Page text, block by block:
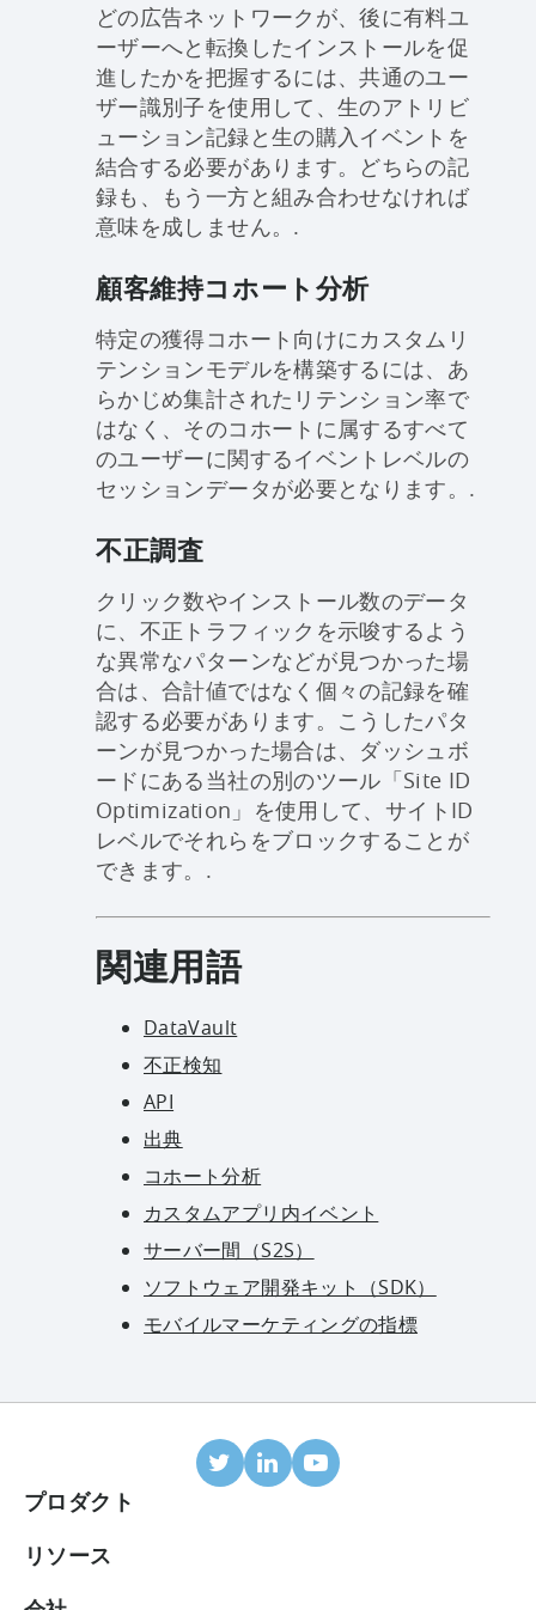
どの広告ネットワークが、後に有料ユ
ーザーへと転換したインストールを促
進したかを把握するには、共通のユー
ザー識別子を使用して、生のアトリビ
ューション記録と生の購入イベントを
結合する必要があります。どちらの記
録も、もう一方と組み合わせなければ
意味を成しません。.
顧客維持コホート分析
特定の獲得コホート向けにカスタムリ
テンションモデルを構築するには、あ
らかじめ集計されたリテンション率で
はなく、そのコホートに属するすべて
のユーザーに関するイベントレベルの
セッションデータが必要となります。.
不正調査
クリック数やインストール数のデータ
に、不正トラフィックを示唆するよう
な異常なパターンなどが見つかった場
合は、合計値ではなく個々の記録を確
認する必要があります。こうしたパタ
ーンが見つかった場合は、ダッシュボ
ードにある当社の別のツール「Site ID
Optimization」を使用して、サイトID
レベルでそれらをブロックすることが
できます。.
関連用語
DataVault
不正検知
API
出典
コホート分析
カスタムアプリ内イベント
サーバー間（S2S）
ソフトウェア開発キット（SDK）
モバイルマーケティングの指標
プロダクト
モバイルアトリビューション
リソース